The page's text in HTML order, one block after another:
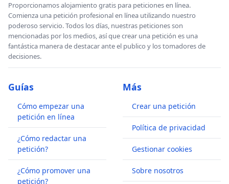
Proporcionamos alojamiento gratis para peticiones en línea.
Comienza una petición profesional en línea utilizando nuestro
poderoso servicio. Todos los días, nuestras peticiones son
mencionadas por los medios, así que crear una petición es una
fantástica manera de destacar ante el publico y los tomadores de
decisiones.
Guías
Cómo empezar una
petición en línea
¿Cómo redactar una
petición?
¿Cómo promover una
petición?
Más
Crear una petición
Política de privacidad
Gestionar cookies
Sobre nosotros